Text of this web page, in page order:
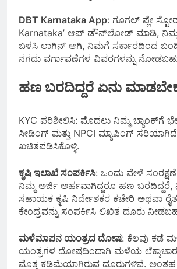
DBT Karnataka App: ಗೂಗಲ್ ಪ್ಲೇ
Karnataka’ ಆಪ್ ಡೌನ್‌ಲೋಡ್ ಮಾಡಿ,
ಬಳಸಿ ಲಾಗಿನ್ ಆಗಿ, ನಿಮಗೆ ಸರ್ಕಾರದಿಂದ
ನಗದು ವರ್ಗಾವಣೆಗಳ ವಿವರಗಳನ್ನು
ಹಣ ಬರದಿದ್ದರೆ ಏನು
KYC ಪರಿಶೀಲಿಸಿ: ಮೊದಲು ನಿಮ್ಮ ಬ್ಯಾಂಕ್‌ಗೆ
ಸೀಡಿಂಗ್ ಮತ್ತು NPCI ಮ್ಯಾಪಿಂಗ್
ಖಚಿತಪಡಿಸಿಕೊಳ್ಳಿ.
ಕೃಷಿ ಇಲಾಖೆ ಸಂಪರ್ಕಿಸಿ: ಒಂದು ವೇಳೆ
ನಿಮ್ಮ ಅರ್ಜಿ ಅರ್ಹವಾಗಿದ್ದರೂ ಹಣ ಬರದಿದ್ದರೆ,
ಸಹಾಯಕ ಕೃಷಿ ನಿರ್ದೇಶಕರ ಕಚೇರಿ ಅಥವಾ
ಕೇಂದ್ರವನ್ನು ಸಂಪರ್ಕಿಸಿ ಲಿಖಿತ ದೂರು
ಮಳೆಮಾಪನ ಯಂತ್ರದ ದೋಷ: ಕೆಲವು ಕಡೆ
ಯಂತ್ರಗಳ ದೋಷದಿಂದಾಗಿ ಮಳೆಯ ಲೆಕ್ಕಾಚಾರ
ಮೊತ್ತ ಕಡಿಮೆಯಾಗಿರುವ ದೂರುಗಳಿವೆ. ಅಂತಹ